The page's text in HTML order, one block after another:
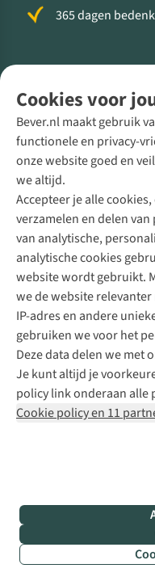
Cookies voor
Bever.nl maakt gebruik
functionele en privacy-
onze website goed en
we altijd.
Accepteer je alle
verzamelen en delen
van analytische,
analytische cookies
website wordt gebruikt.
we de website
IP-adres en andere
gebruiken we voor het
Deze data delen we met
Je kunt altijd je
policy link onderaan alle
Cookie policy en 11
365 dagen
Direct advies van
+31 (0)85 888 50 88
+31 6 12 28 49 80
Contactformulier